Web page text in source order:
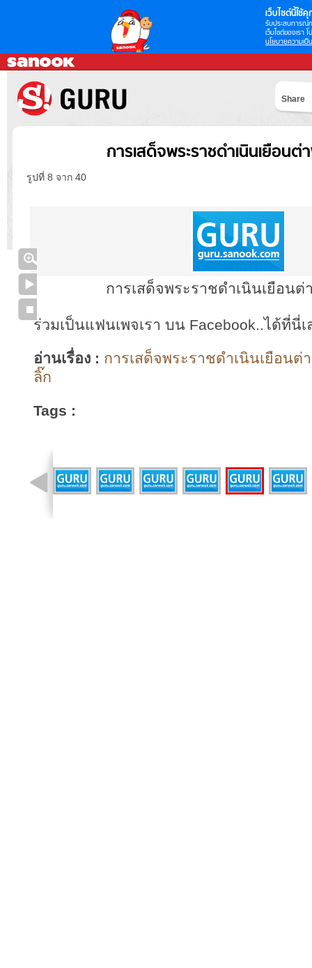
เว็บไซต์นี้ใช้คุ
รับประสบการณ์
เว็บไซต์ของเรา
นโยบายความเป็
Share
การเสด็จพระราชดำเนินเยือนต่
รูปที่ 8 จาก 40
การเสด็จพระราชดำเนินเยือนต่
ร่วมเป็นแฟนเพจเรา บน Facebook..ได้ที่นี่เ
อ่านเรื่อง : การเสด็จพระราชดำเนินเยือนต่
ลิ๊ก
Tags :